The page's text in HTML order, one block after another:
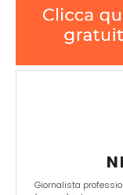
Giornalista